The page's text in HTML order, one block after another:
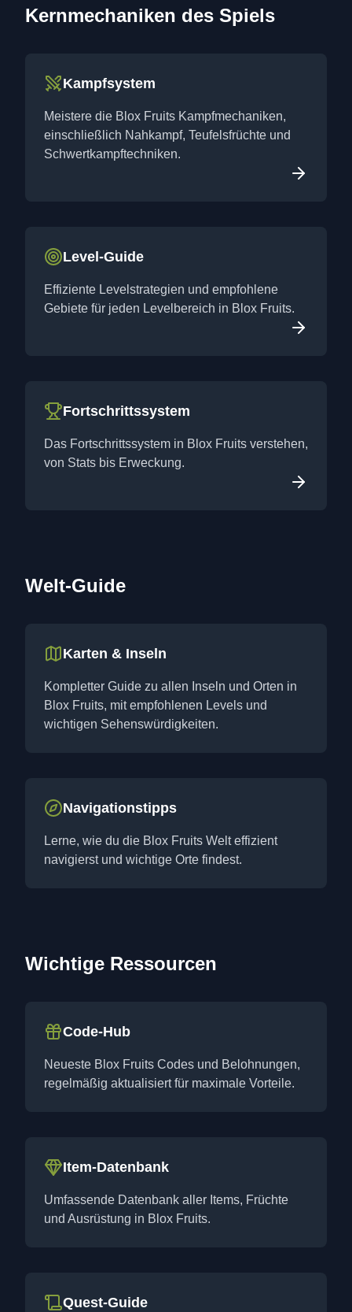
Kernmechaniken des Spiels
Kampfsystem
Meistere die Blox Fruits Kampfmechaniken,
einschließlich Nahkampf, Teufelsfrüchte und
Schwertkampftechniken.
Level-Guide
Effiziente Levelstrategien und empfohlene
Gebiete für jeden Levelbereich in Blox Fruits.
Fortschrittssystem
Das Fortschrittssystem in Blox Fruits verstehen,
von Stats bis Erweckung.
Welt-Guide
Karten & Inseln
Kompletter Guide zu allen Inseln und Orten in
Blox Fruits, mit empfohlenen Levels und
wichtigen Sehenswürdigkeiten.
Navigationstipps
Lerne, wie du die Blox Fruits Welt effizient
navigierst und wichtige Orte findest.
Wichtige Ressourcen
Code-Hub
Neueste Blox Fruits Codes und Belohnungen,
regelmäßig aktualisiert für maximale Vorteile.
Item-Datenbank
Umfassende Datenbank aller Items, Früchte
und Ausrüstung in Blox Fruits.
Quest-Guide